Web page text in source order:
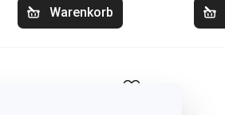
Warenkorb